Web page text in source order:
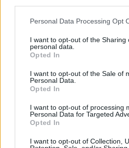
Personal Data Processing Opt
I want to opt-out of the Sharing
personal data.
Opted In
I want to opt-out of the Sale of
Personal Data.
Opted In
I want to opt-out of processing
Personal Data for Targeted
Opted In
I want to opt-out of Collection,
ημερομισθίου τους για όσες
Επιπλέον οι εργαζόμενοι θα
-Δεν είναι νόμιμος ο
οφειλόμενης ανάπαυσης
-Εάν η απασχόληση τόσο των
και των επί μηνιαίο μισθό
παρέχεται νόμιμα πέρα των